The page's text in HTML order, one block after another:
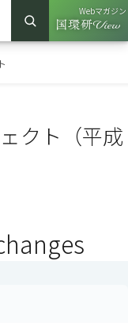
サイト内検索
検索
Webマガジン
（別ウイ
クト（平成